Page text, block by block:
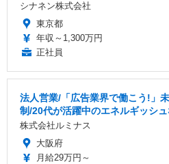
シナネン株式会社
東京都
年収～1,300万円
正社員
法人営業/「広告業界で働こう!」
制/20代が活躍中のエネルギッシ
株式会社ルミナス
大阪府
月給29万円～